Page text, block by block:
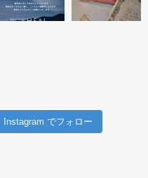
Instagram でフォロー